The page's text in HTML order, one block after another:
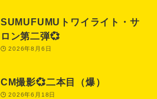
SUMUFUMUトワイライト・サ
ロン第二弾💞
2026年8月6日
CM撮影💞二本目（爆）
2026年6月18日